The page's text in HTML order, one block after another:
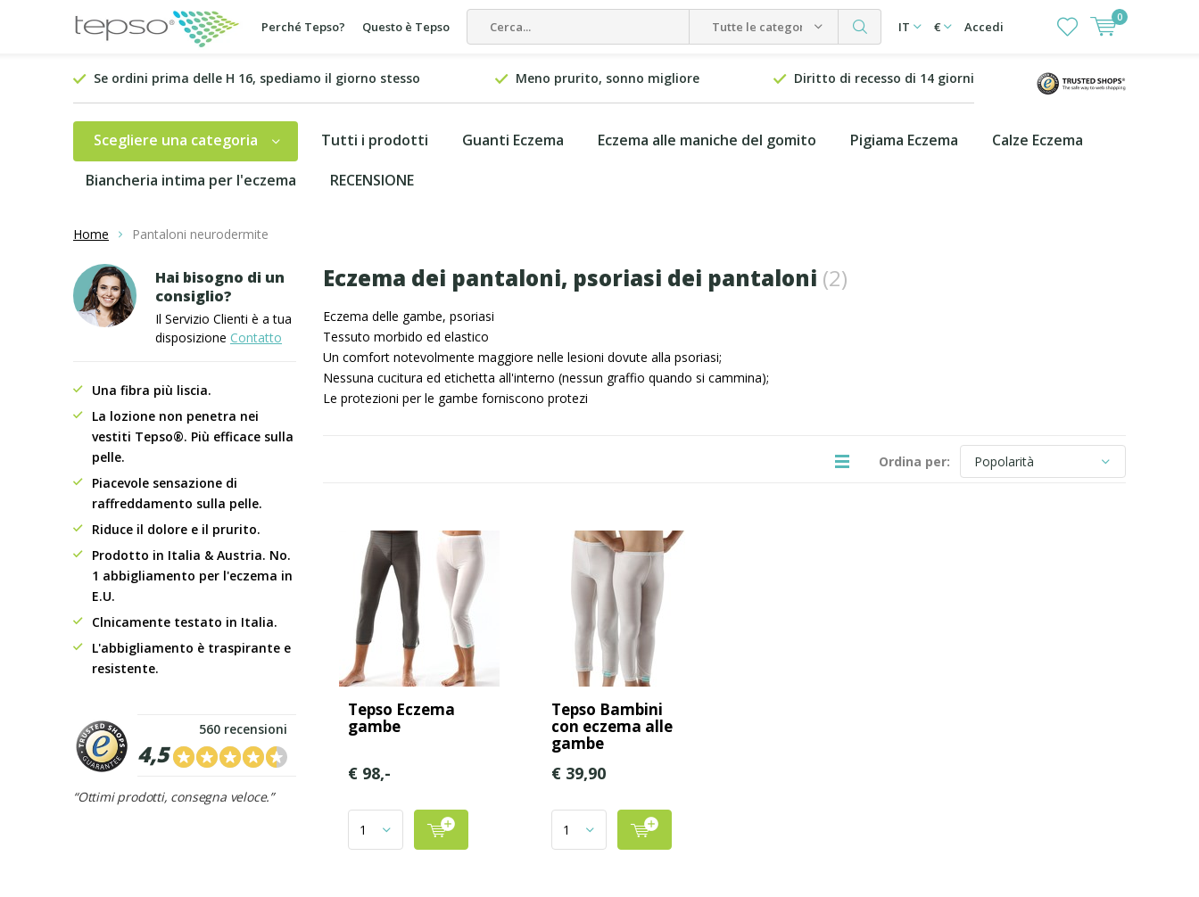
Perché Tepso? Questo è Tepso Tutte le categorie IT € Accedi
0
Se ordini prima delle H 16, spediamo il giorno stesso Meno prurito, sonno migliore Diritto di recesso di 14 giorni
Scegliere una categoria Tutti i prodotti Guanti Eczema Eczema alle maniche del gomito Pigiama Eczema Calze Eczema
Biancheria intima per l'eczema RECENSIONE
Home Pantaloni neurodermite
Eczema dei pantaloni, psoriasi dei pantaloni (2)
Eczema delle gambe, psoriasi
Tessuto morbido ed elastico
Un comfort notevolmente maggiore nelle lesioni dovute alla psoriasi;
Nessuna cucitura ed etichetta all'interno (nessun graffio quando si cammina);
Le protezioni per le gambe forniscono protezi
Ordina per:
Tepso Eczema
gambe
€ 98,-
Tepso Bambini
con eczema alle
gambe
€ 39,90
Hai bisogno di un
consiglio?
Il Servizio Clienti è a tua
disposizione Contatto
Una fibra più liscia.
La lozione non penetra nei
vestiti Tepso®. Più efficace sulla
pelle.
Piacevole sensazione di
raffreddamento sulla pelle.
Riduce il dolore e il prurito.
Prodotto in Italia & Austria. No.
1 abbigliamento per l'eczema in
E.U.
Clnicamente testato in Italia.
L'abbigliamento è traspirante e
resistente.
4,5
560 recensioni
“Ottimi prodotti, consegna veloce.”